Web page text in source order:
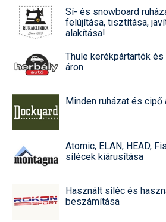
Sí- és snowboard
felújítása, tisztítása,
alakítása!
Thule kerékpártartók
áron
Minden ruházat és cipő
Atomic, ELAN, HEAD,
sílécek kiárusítása
Használt síléc és
beszámítása